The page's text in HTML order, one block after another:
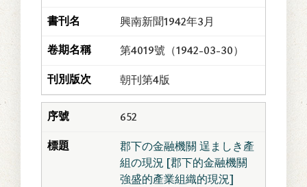
興南新聞1942年3月
第4019號（1942-03-30）
朝刊第4版
652
郡下の金融機關 逞ましき產
組の現況 [郡下的金融機關
強盛的產業組織的現況]